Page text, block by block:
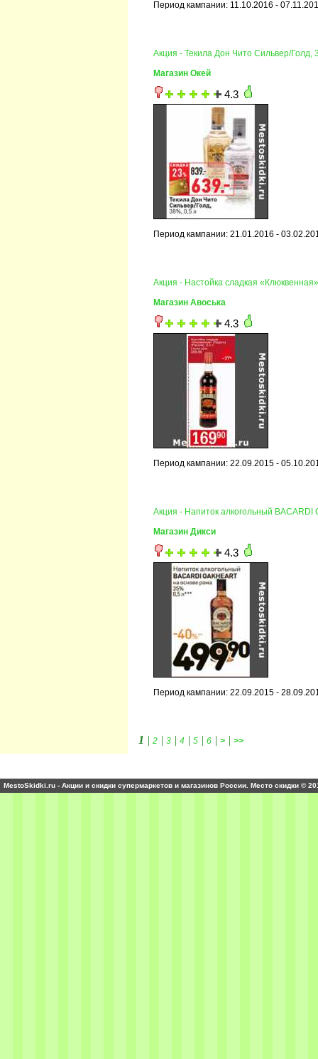
Период кампании: 11.10.2016 -
Акция - Текила Дон Чито Сильвер/Голд,
Магазин Окей
4.3
Период кампании: 21.01.2016 -
Акция - Настойка сладкая
Магазин Авоська
4.3
Период кампании: 22.09.2015 -
Акция - Напиток алкогольный BACARDI
Магазин Дикси
4.3
Период кампании: 22.09.2015 -
1 | 2 | 3 | 4 | 5 | 6 | > | >>
MestoSkidki.ru - Акции и скидки супермаркетов и магазинов России. Место скидки ©